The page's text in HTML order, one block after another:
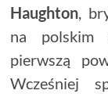
Haughton,
na polskim
pierwszą
Wcześniej